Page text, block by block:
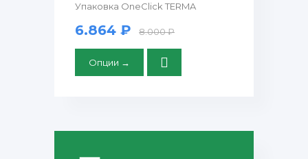
Упаковка OneClick TERMA
6.864 ₽ 8.000 ₽
Опции →